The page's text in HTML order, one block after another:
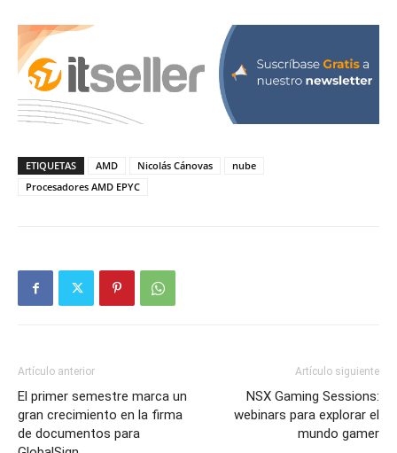
ETIQUETAS AMD Nicolás Cánovas
nube
Procesadores AMD EPYC
Artículo anterior
El primer semestre marca un
gran crecimiento en la firma
de documentos para
Artículo siguiente
NSX Gaming Sessions:
webinars para explorar el
mundo gamer